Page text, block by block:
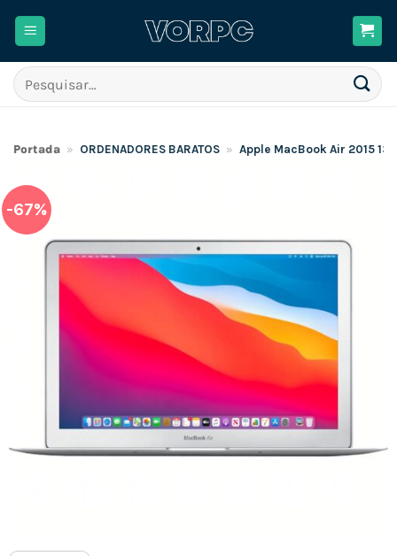
Pesquisar
por:
Portada » ORDENADORES BARATOS » Apple MacBook Air 2015
-67%